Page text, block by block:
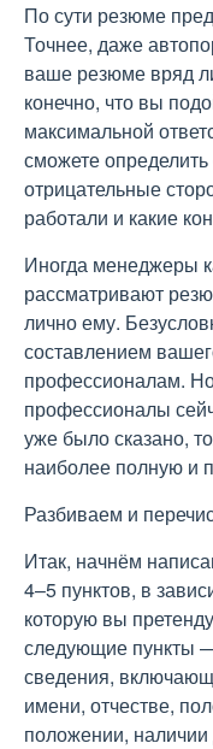
По сути резюме
Точнее, даже
ваше резюме вряд
конечно, что вы
максимальной
сможете
отрицательные
работали и какие
Иногда менеджеры
рассматривают
лично ему.
составлением
профессионалам.
профессионалы
уже было сказано,
наиболее полную и
Разбиваем и
Итак, начнём
4–5 пунктов, в
которую вы
следующие пункты
сведения,
имени, отчестве,
положении, наличии